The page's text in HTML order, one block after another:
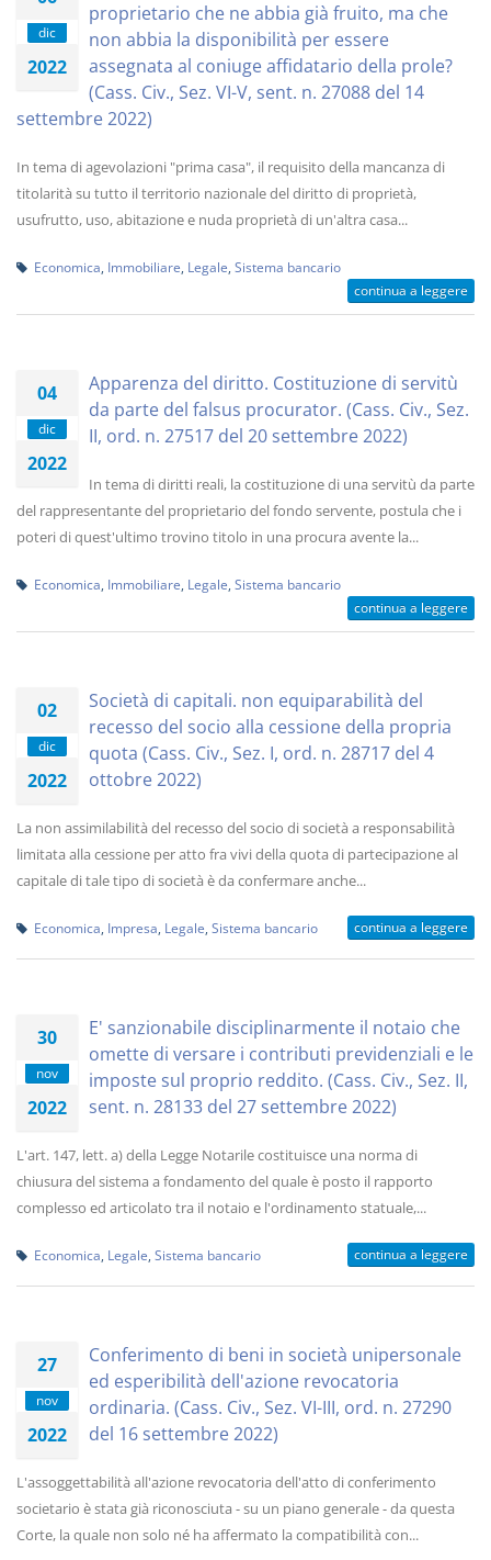
dic
2022
proprietario che ne abbia già fruito, ma che
non abbia la disponibilità per essere
assegnata al coniuge affidatario della prole?
(Cass. Civ., Sez. VI-V, sent. n. 27088 del 14
settembre 2022)
In tema di agevolazioni "prima casa", il requisito della mancanza di
titolarità su tutto il territorio nazionale del diritto di proprietà,
usufrutto, uso, abitazione e nuda proprietà di un'altra casa...
Economica Immobiliare Legale Sistema bancario
continua a leggere
04
dic
2022
Apparenza del diritto. Costituzione di servitù
da parte del falsus procurator. (Cass. Civ., Sez.
II, ord. n. 27517 del 20 settembre 2022)
In tema di diritti reali, la costituzione di una servitù da parte
del rappresentante del proprietario del fondo servente, postula che i
poteri di quest'ultimo trovino titolo in una procura avente la...
Economica Immobiliare Legale Sistema bancario
continua a leggere
02
dic
2022
Società di capitali. non equiparabilità del
recesso del socio alla cessione della propria
quota (Cass. Civ., Sez. I, ord. n. 28717 del 4
ottobre 2022)
La non assimilabilità del recesso del socio di società a responsabilità
limitata alla cessione per atto fra vivi della quota di partecipazione al
capitale di tale tipo di società è da confermare anche...
Economica Impresa Legale Sistema bancario continua a leggere
30
nov
2022
E' sanzionabile disciplinarmente il notaio che
omette di versare i contributi previdenziali e le
imposte sul proprio reddito. (Cass. Civ., Sez. II,
sent. n. 28133 del 27 settembre 2022)
L'art. 147, lett. a) della Legge Notarile costituisce una norma di
chiusura del sistema a fondamento del quale è posto il rapporto
complesso ed articolato tra il notaio e l'ordinamento statuale,...
Economica Legale Sistema bancario continua a leggere
27
nov
2022
Conferimento di beni in società unipersonale
ed esperibilità dell'azione revocatoria
ordinaria. (Cass. Civ., Sez. VI-III, ord. n. 27290
del 16 settembre 2022)
L'assoggettabilità all'azione revocatoria dell'atto di conferimento
societario è stata già riconosciuta - su un piano generale - da questa
Corte, la quale non solo né ha affermato la compatibilità con...